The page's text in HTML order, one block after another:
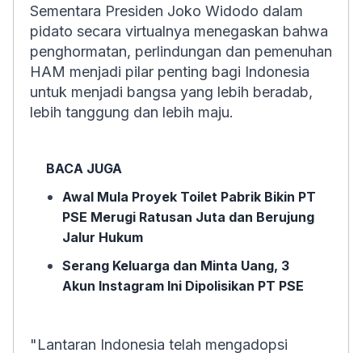
Sementara Presiden Joko Widodo dalam
pidato secara virtualnya menegaskan bahwa
penghormatan, perlindungan dan pemenuhan
HAM menjadi pilar penting bagi Indonesia
untuk menjadi bangsa yang lebih beradab,
lebih tanggung dan lebih maju.
BACA JUGA
Awal Mula Proyek Toilet Pabrik Bikin PT
PSE Merugi Ratusan Juta dan Berujung
Jalur Hukum
Serang Keluarga dan Minta Uang, 3
Akun Instagram Ini Dipolisikan PT PSE
"Lantaran Indonesia telah mengadopsi